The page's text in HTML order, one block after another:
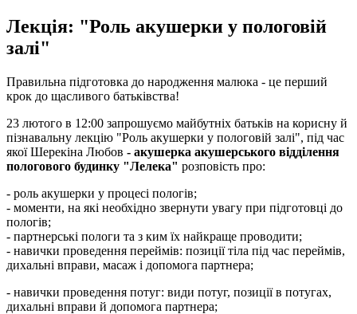
Лекція: "Роль акушерки у пологовій
залі"
Правильна підготовка до народження малюка - це перший
крок до щасливого батьківства!
23 лютого в 12:00 запрошуємо майбутніх батьків на корисну й
пізнавальну лекцію "Роль акушерки у пологовій залі", під час
якої Шерекіна Любов - акушерка акушерського відділення
пологового будинку "Лелека" розповість про:
- роль акушерки у процесі пологів;
- моменти, на які необхідно звернути увагу при підготовці до
пологів;
- партнерські пологи та з ким їх найкраще проводити;
- навички проведення переймів: позиції тіла під час переймів,
дихальні вправи, масаж і допомога партнера;
- навички проведення потуг: види потуг, позиції в потугах,
дихальні вправи й допомога партнера;